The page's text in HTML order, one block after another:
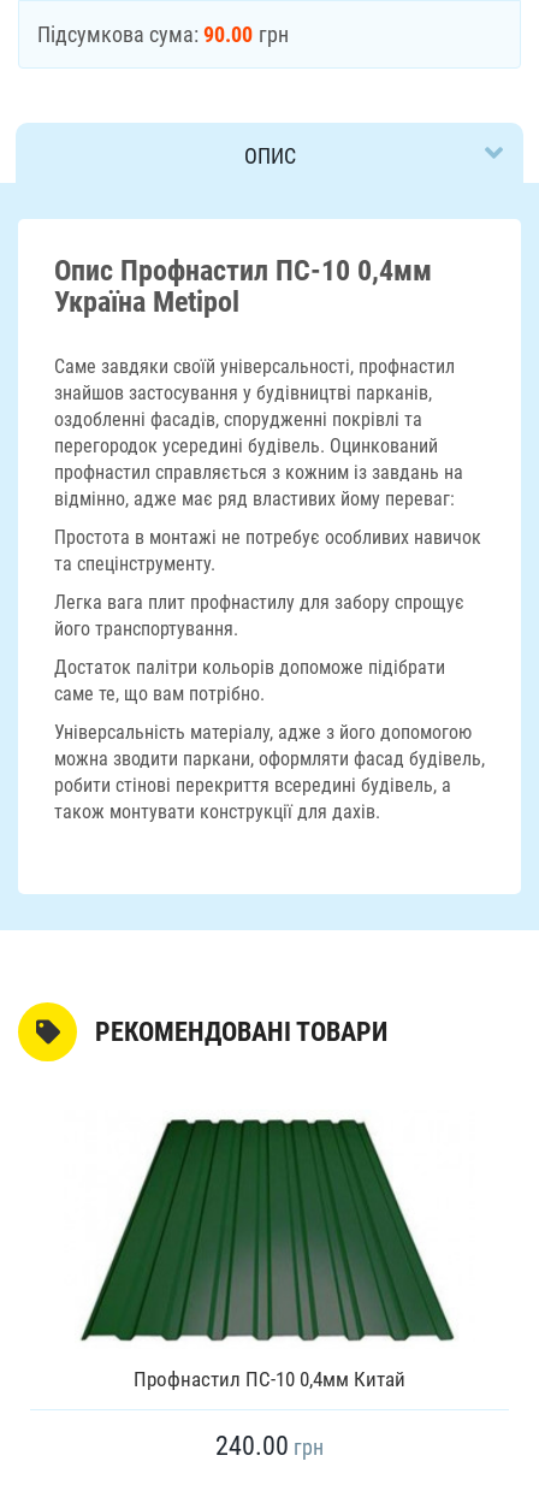
Підсумкова сума: 90.00 грн
ОПИС
ДОСТАВКА
Опис Профнастил ПС-10 0,4мм
Україна Мetipol
Саме завдяки своїй універсальності, профнастил
знайшов застосування у будівництві парканів,
оздобленні фасадів, спорудженні покрівлі та
перегородок усередині будівель. Оцинкований
профнастил справляється з кожним із завдань на
відмінно, адже має ряд властивих йому переваг:
Простота в монтажі не потребує особливих навичок
та спецінструменту.
Легка вага плит профнастилу для забору спрощує
його транспортування.
Достаток палітри кольорів допоможе підібрати
саме те, що вам потрібно.
Універсальність матеріалу, адже з його допомогою
можна зводити паркани, оформляти фасад будівель,
робити стінові перекриття всередині будівель, а
також монтувати конструкції для дахів.
РЕКОМЕНДОВАНІ ТОВАРИ
Профнастил ПС-10 0,4мм Китай
240.00 грн